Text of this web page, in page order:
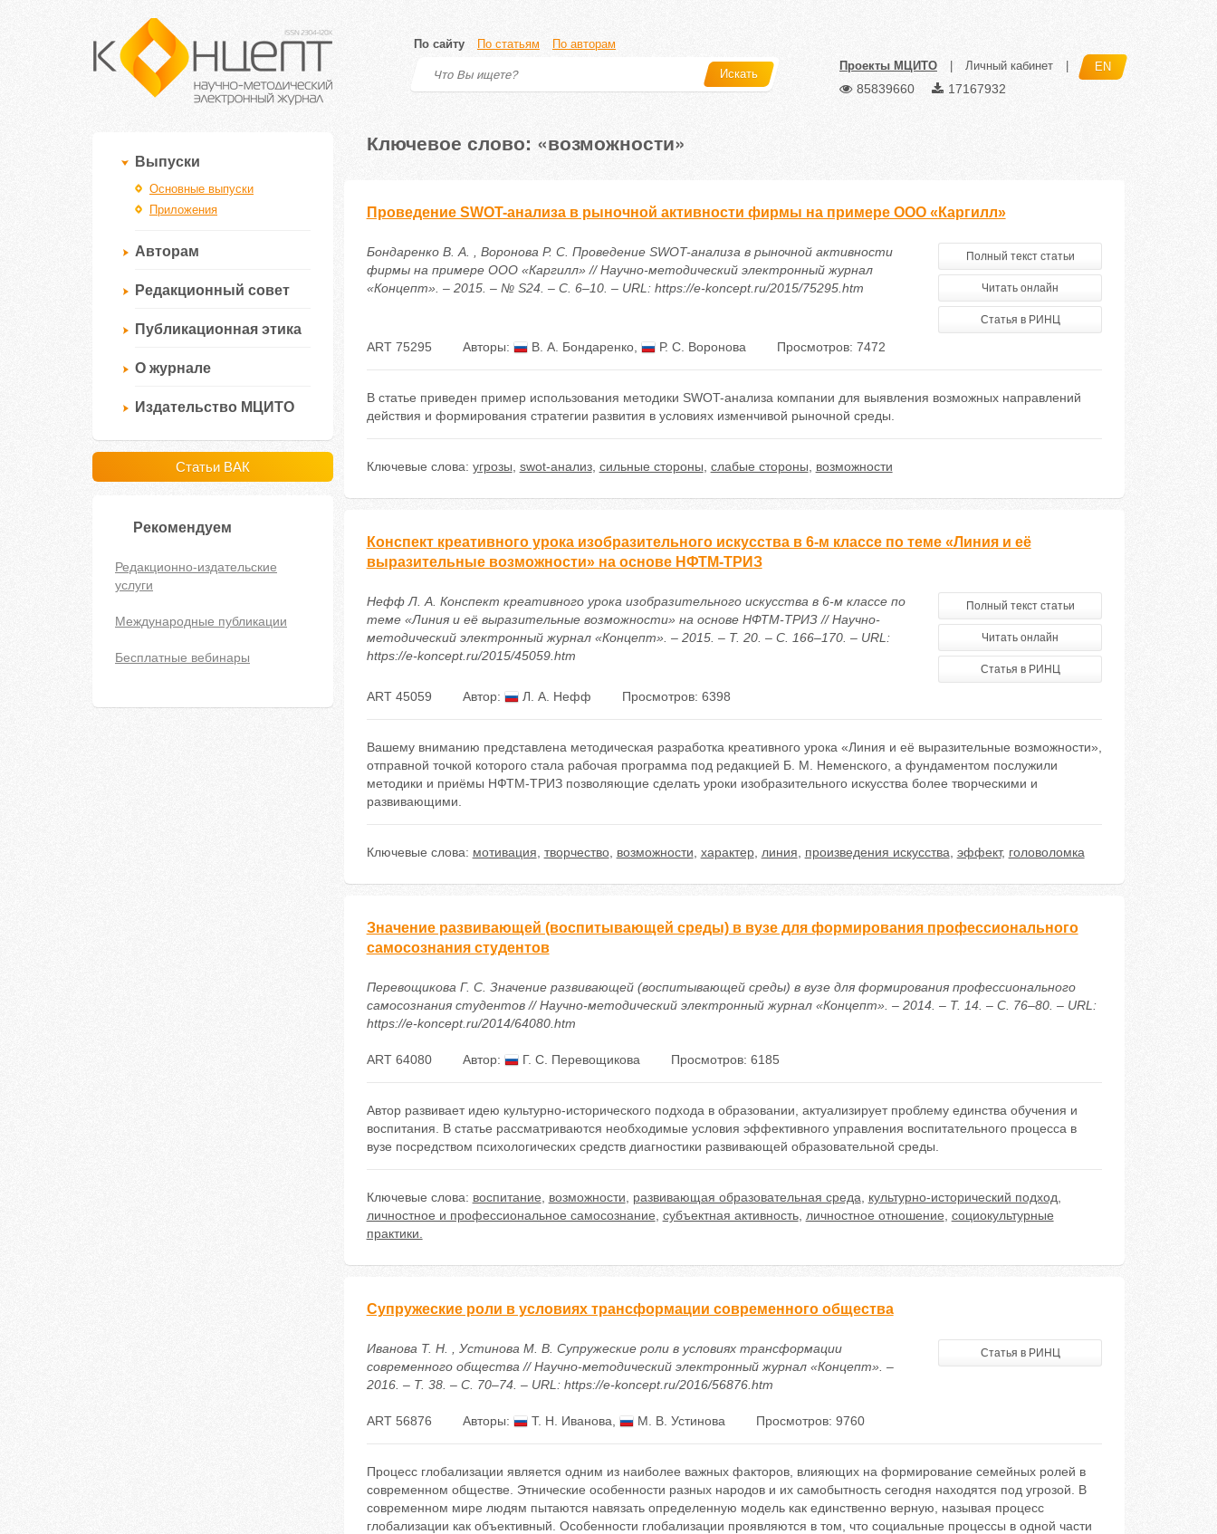
По сайту По статьям По авторам
Искать
Проекты МЦИТО Личный кабинет EN
85839660 17167932
Выпуски
Основные выпуски
Приложения
Авторам
Редакционный совет
Публикационная этика
О журнале
Издательство МЦИТО
Статьи ВАК
Рекомендуем
Редакционно-издательские
услуги
Международные публикации
Бесплатные вебинары
Ключевое слово: «возможности»
Проведение SWOT-анализа в рыночной активности фирмы на примере ООО «Каргилл»
Бондаренко В. А. , Воронова Р. С. Проведение SWOT-анализа в рыночной активности
фирмы на примере ООО «Каргилл» // Научно-методический электронный журнал
«Концепт». – 2015. – № S24. – С. 6–10. – URL: https://e-koncept.ru/2015/75295.htm
Полный текст статьи
Читать онлайн
Статья в РИНЦ
ART 75295 Авторы: В. А. Бондаренко, Р. С. Воронова Просмотров: 7472
В статье приведен пример использования методики SWOT-анализа компании для выявления возможных направлений
действия и формирования стратегии развития в условиях изменчивой рыночной среды.
Ключевые слова: угрозы swot-анализ, сильные стороны слабые стороны возможности
Конспект креативного урока изобразительного искусства в 6-м классе по теме «Линия и её
выразительные возможности» на основе НФТМ-ТРИЗ
Нефф Л. А. Конспект креативного урока изобразительного искусства в 6-м классе по
теме «Линия и её выразительные возможности» на основе НФТМ-ТРИЗ // Научно-
методический электронный журнал «Концепт». – 2015. – Т. 20. – С. 166–170. – URL:
https://e-koncept.ru/2015/45059.htm
Полный текст статьи
Читать онлайн
Статья в РИНЦ
ART 45059 Автор: Л. А. Нефф Просмотров: 6398
Вашему вниманию представлена методическая разработка креативного урока «Линия и её выразительные возможности»,
отправной точкой которого стала рабочая программа под редакцией Б. М. Неменского, а фундаментом послужили
методики и приёмы НФТМ-ТРИЗ позволяющие сделать уроки изобразительного искусства более творческими и
развивающими.
Ключевые слова: мотивация творчество, возможности характер, линия произведения искусства эффект, головоломка
Значение развивающей (воспитывающей среды) в вузе для формирования профессионального
самосознания студентов
Перевощикова Г. С. Значение развивающей (воспитывающей среды) в вузе для формирования профессионального
самосознания студентов // Научно-методический электронный журнал «Концепт». – 2014. – Т. 14. – С. 76–80. – URL:
https://e-koncept.ru/2014/64080.htm
ART 64080 Автор: Г. С. Перевощикова Просмотров: 6185
Автор развивает идею культурно-исторического подхода в образовании, актуализирует проблему единства обучения и
воспитания. В статье рассматриваются необходимые условия эффективного управления воспитательного процесса в
вузе посредством психологических средств диагностики развивающей образовательной среды.
Ключевые слова: воспитание возможности развивающая образовательная среда культурно-исторический подход
личностное и профессиональное самосознание субъектная активность, личностное отношение социокультурные
практики.
Супружеские роли в условиях трансформации современного общества
Иванова Т. Н. , Устинова М. В. Супружеские роли в условиях трансформации
современного общества // Научно-методический электронный журнал «Концепт». –
2016. – Т. 38. – С. 70–74. – URL: https://e-koncept.ru/2016/56876.htm
Статья в РИНЦ
ART 56876 Авторы: Т. Н. Иванова М. В. Устинова Просмотров: 9760
Процесс глобализации является одним из наиболее важных факторов, влияющих на формирование семейных ролей в
современном обществе. Этнические особенности разных народов и их самобытность сегодня находятся под угрозой. В
современном мире людям пытаются навязать определенную модель как единственно верную, называя процесс
глобализации как объективный. Особенности глобализации проявляются в том, что социальные процессы в одной части